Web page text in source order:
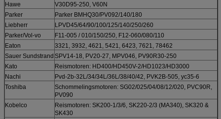
Hawe
V30D95-250, V60N
Parker
Parker BMHQ30/PV092/140/180
Liebherr
LPVD45/64/90/100/125/140/250/260
Parker/Vol-vo
F11-005 / 010/150/250, F12-060/080/110
Eaton
3321, 3932, 4621, 5421, 6423, 7621, 78462
Sauer Sundstrand SPV14-18, PV20-27, MPV046, PV90R30-250
Kato
Reismotoren: HD400/HD450V-2/HD1023/HD3000
Nachi
Pvd-2b-32L/34/34L/36L/38/40/42, PVK2B-505, yc35-6
Toshiba
Schommelingsmotoren: SG02/025/04/08/12/020, PVC90R,
PV090
Kobelco
Reismotoren: SK200-1/3/6, SK220-2/3 (MA340), SK320 &
SK430